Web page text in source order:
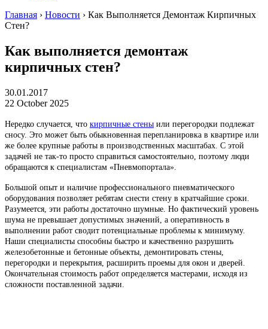
Главная › Новости › Как Выполняется Демонтаж Кирпичных
Стен?
Как выполняется демонтаж
кирпичных стен?
30.01.2017
22 October 2025
Нередко случается, что кирпичные стены или перегородки подлежат
сносу. Это может быть обыкновенная перепланировка в квартире или
же более крупные работы в производственных масштабах. С этой
задачей не так-то просто справиться самостоятельно, поэтому люди
обращаются к специалистам «Пневмопортала».
Большой опыт и наличие профессионального пневматического
оборудования позволяет ребятам снести стену в кратчайшие сроки.
Разумеется, эти работы достаточно шумные. Но фактический уровень
шума не превышает допустимых значений, а оперативность в
выполнении работ сводит потенциальные проблемы к минимуму.
Наши специалисты способны быстро и качественно разрушить
железобетонные и бетонные объекты, демонтировать стены,
перегородки и перекрытия, расширить проемы для окон и дверей.
Окончательная стоимость работ определяется мастерами, исходя из
сложности поставленной задачи.